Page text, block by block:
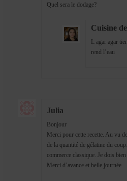
Quel sera le dodage?
Cuisine
L agar agar
rend l’eau
Julia
Bonjour
Merci pour cette recette. Au vu
de la quantité de gélatine du
commerce classique. Je dois
Merci d’avance et belle journée